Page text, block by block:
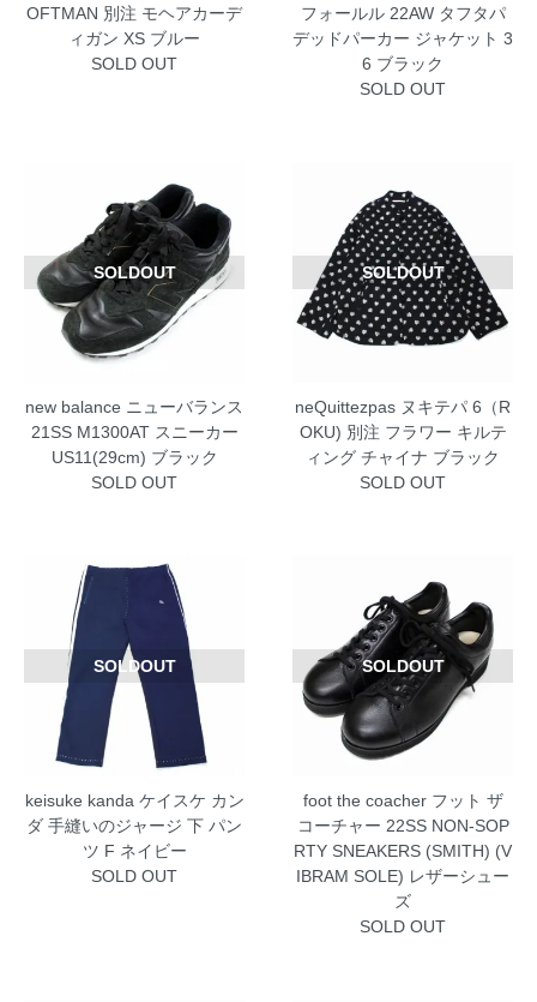
OFTMAN 別注 モヘアカーデ
ィガン XS ブルー
SOLD OUT
フォールル 22AW タフタパ
デッドパーカー ジャケット 3
6 ブラック
SOLD OUT
SOLDOUT
new balance ニューバランス
21SS M1300AT スニーカー
US11(29cm) ブラック
SOLD OUT
SOLDOUT
neQuittezpas ヌキテパ 6（R
OKU) 別注 フラワー キルテ
ィング チャイナ ブラック
SOLD OUT
SOLDOUT
keisuke kanda ケイスケ カン
ダ 手縫いのジャージ 下 パン
ツ F ネイビー
SOLD OUT
SOLDOUT
foot the coacher フット ザ
コーチャー 22SS NON-SOP
RTY SNEAKERS (SMITH) (V
IBRAM SOLE) レザーシュー
ズ
SOLD OUT